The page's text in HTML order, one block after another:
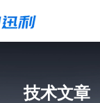
技术文章